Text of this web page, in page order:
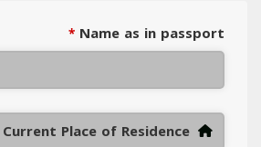
Name as in passport
*
Current Place of Residence